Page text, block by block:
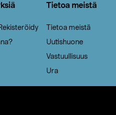
Tietoa meistä
Tietoa meistä
Uutishuone
Vastuullisuus
Ura